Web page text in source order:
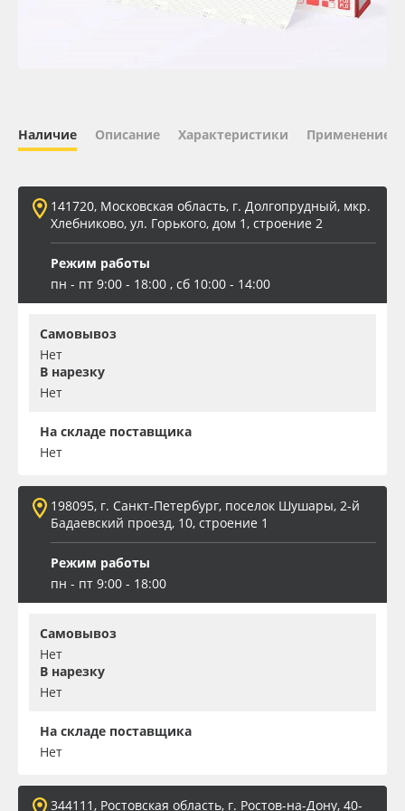
ПЭТ бэклит
Вспененный ПВХ
Заготовки для сувениров
Наличие Описание Характеристики Применение
141720, Московская область, г. Долгопрудный, мкр.
Хлебниково, ул. Горького, дом 1, строение 2
Режим работы
пн - пт 9:00 - 18:00 , сб 10:00 - 14:00
Самовывоз
Нет
В нарезку
Нет
На складе поставщика
Нет
198095, г. Санкт-Петербург, поселок Шушары, 2-й
Бадаевский проезд, 10, строение 1
Режим работы
пн - пт 9:00 - 18:00
Самовывоз
Нет
В нарезку
Нет
На складе поставщика
Нет
344111, Ростовская область, г. Ростов-на-Дону, 40-